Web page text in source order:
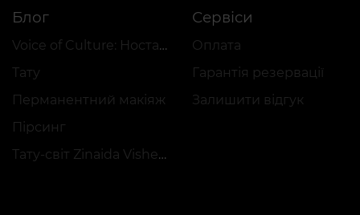
Блог
Voice of Culture: Ностальгія за 2000-ми
Тату
Перманентний макіяж
Пірсинг
Тату-світ Zinaida Vishenka
Сервіси
Оплата
Гарантія резервації
Залишити відгук